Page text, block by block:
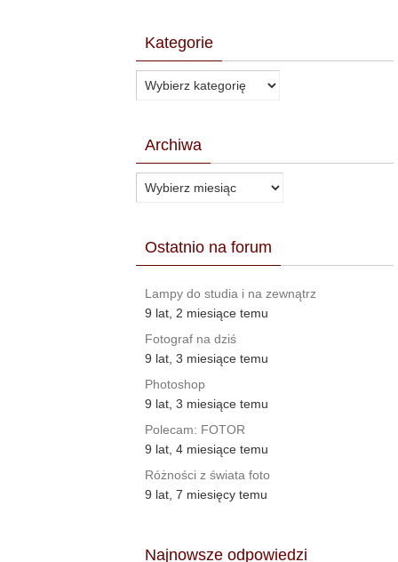
Kategorie
Kategorie
Archiwa
Archiwa
Ostatnio na forum
Lampy do studia i na zewnątrz
9 lat, 2 miesiące temu
Fotograf na dziś
9 lat, 3 miesiące temu
Photoshop
9 lat, 3 miesiące temu
Polecam: FOTOR
9 lat, 4 miesiące temu
Różności z świata foto
9 lat, 7 miesięcy temu
Najnowsze odpowiedzi